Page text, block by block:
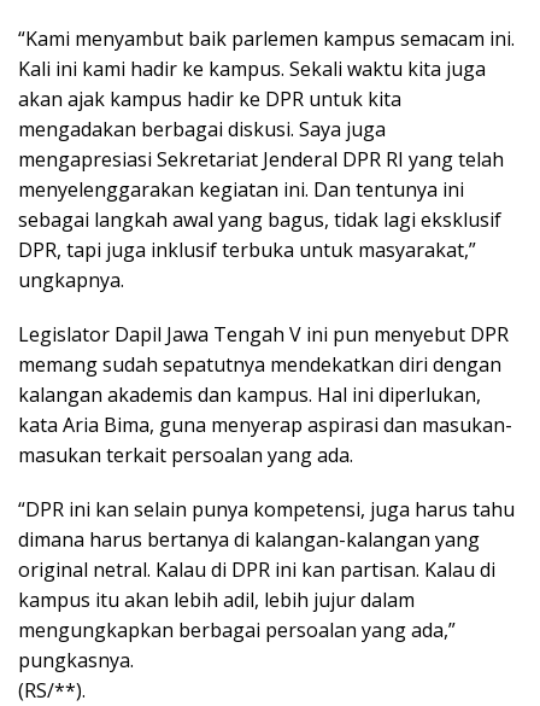
“Kami menyambut baik parlemen kampus semacam ini.
Kali ini kami hadir ke kampus. Sekali waktu kita juga
akan ajak kampus hadir ke DPR untuk kita
mengadakan berbagai diskusi. Saya juga
mengapresiasi Sekretariat Jenderal DPR RI yang telah
menyelenggarakan kegiatan ini. Dan tentunya ini
sebagai langkah awal yang bagus, tidak lagi eksklusif
DPR, tapi juga inklusif terbuka untuk masyarakat,”
ungkapnya.
Legislator Dapil Jawa Tengah V ini pun menyebut DPR
memang sudah sepatutnya mendekatkan diri dengan
kalangan akademis dan kampus. Hal ini diperlukan,
kata Aria Bima, guna menyerap aspirasi dan masukan-
masukan terkait persoalan yang ada.
“DPR ini kan selain punya kompetensi, juga harus tahu
dimana harus bertanya di kalangan-kalangan yang
original netral. Kalau di DPR ini kan partisan. Kalau di
kampus itu akan lebih adil, lebih jujur dalam
mengungkapkan berbagai persoalan yang ada,”
pungkasnya.
(RS/**).